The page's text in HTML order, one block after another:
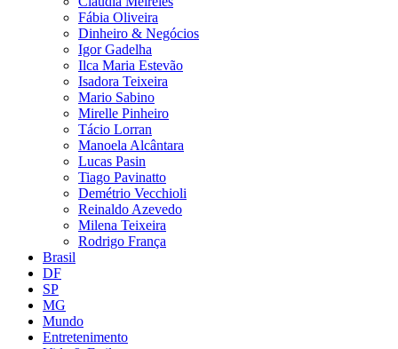
Fábia Oliveira
Dinheiro & Negócios
Igor Gadelha
Ilca Maria Estevão
Isadora Teixeira
Mario Sabino
Mirelle Pinheiro
Tácio Lorran
Manoela Alcântara
Lucas Pasin
Tiago Pavinatto
Demétrio Vecchioli
Reinaldo Azevedo
Milena Teixeira
Rodrigo França
Brasil
DF
SP
MG
Mundo
Entretenimento